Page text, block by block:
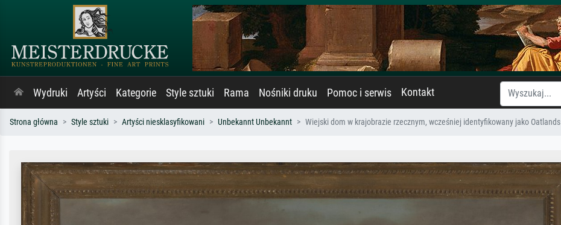
Wydruki Artyści Kategorie Style sztuki Rama Nośniki druku Pomoc i serwis Kontakt
Strona główna Style sztuki Artyści niesklasyfikowani Unbekannt Unbekannt Wiejski dom w krajobrazie rzecznym, wcześniej identyfikowany jako Oatlands